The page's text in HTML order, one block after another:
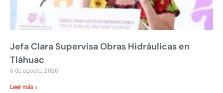
Jefa Clara Supervisa Obras Hidráulicas en
Tláhuac
6 de agosto, 2026
Leer más »